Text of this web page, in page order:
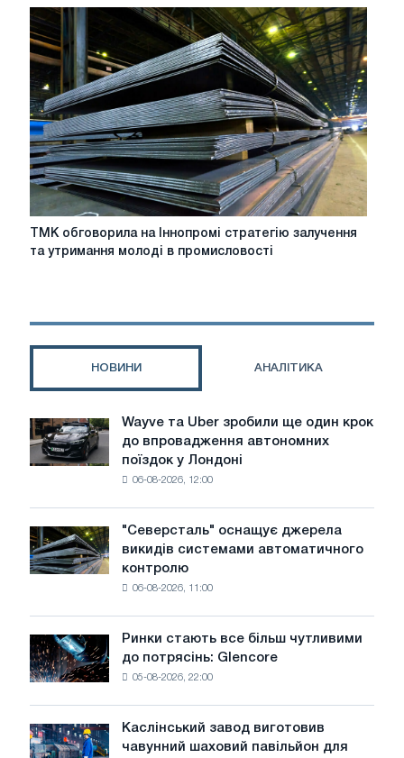
CBAM
проходять
голосування
комітету
ТМК
залучення
промисловості
ТМК обговорила на Іннопромі стратегію залучення
та утримання молоді в промисловості
НОВИНИ АНАЛІТИКА
Wayve
та
Uber
крок
до
поїздок
у
Лондоні
Wayve та Uber зробили ще один крок
до впровадження автономних
поїздок у Лондоні
06-08-2026, 12:00
"Северсталь"
оснащує
джерела
автоматичного
контролю
"Северсталь" оснащує джерела
викидів системами автоматичного
контролю
06-08-2026, 11:00
Ринки
стають
все
до
Ринки стають все більш чутливими
до потрясінь: Glencore
05-08-2026, 22:00
Каслінський
завод
Каслінський завод виготовив
чавунний шаховий павільйон для